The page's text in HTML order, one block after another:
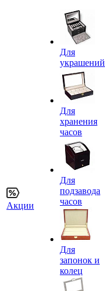
Акции
Для
украшений
Для
хранения
часов
Для
подзавода
часов
Для
запонок и
колец